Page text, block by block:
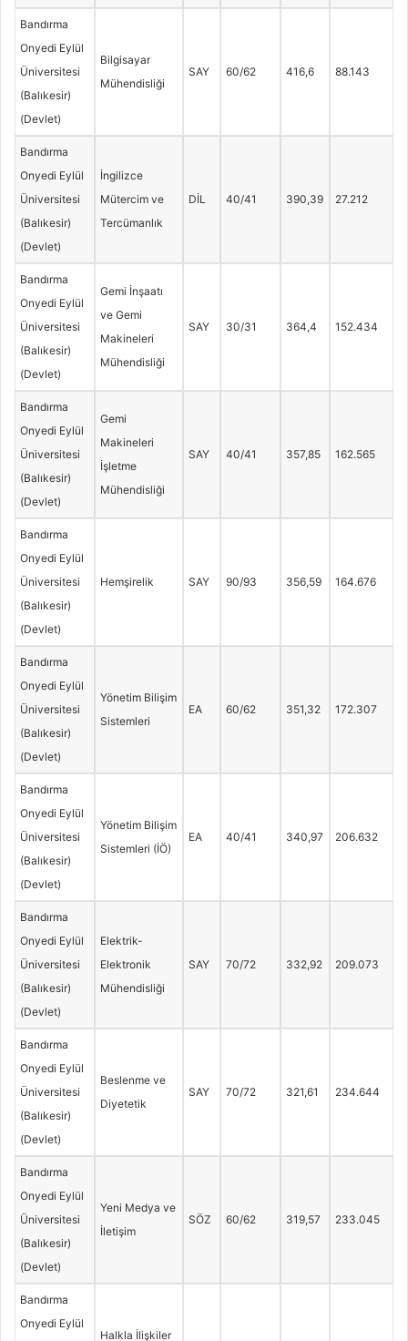
Bandırma
Onyedi Eylül
Üniversitesi
(Balıkesir)
(Devlet)
Bilgisayar
Mühendisliği
SAY 60/62 416,6 88.143
Bandırma
Onyedi Eylül
Üniversitesi
(Balıkesir)
(Devlet)
İngilizce
Mütercim ve
Tercümanlık
DİL 40/41 390,39 27.212
Bandırma
Onyedi Eylül
Üniversitesi
(Balıkesir)
(Devlet)
Gemi İnşaatı
ve Gemi
Makineleri
Mühendisliği
SAY 30/31 364,4 152.434
Bandırma
Onyedi Eylül
Üniversitesi
(Balıkesir)
(Devlet)
Gemi
Makineleri
İşletme
Mühendisliği
SAY 40/41 357,85 162.565
Bandırma
Onyedi Eylül
Üniversitesi
(Balıkesir)
(Devlet)
Hemşirelik SAY 90/93 356,59 164.676
Bandırma
Onyedi Eylül
Üniversitesi
(Balıkesir)
(Devlet)
Yönetim Bilişim
Sistemleri
EA 60/62 351,32 172.307
Bandırma
Onyedi Eylül
Üniversitesi
(Balıkesir)
(Devlet)
Yönetim Bilişim
Sistemleri (İÖ)
EA 40/41 340,97 206.632
Bandırma
Onyedi Eylül
Üniversitesi
(Balıkesir)
(Devlet)
Elektrik-
Elektronik
Mühendisliği
SAY 70/72 332,92 209.073
Bandırma
Onyedi Eylül
Üniversitesi
(Balıkesir)
(Devlet)
Beslenme ve
Diyetetik
SAY 70/72 321,61 234.644
Bandırma
Onyedi Eylül
Üniversitesi
(Balıkesir)
(Devlet)
Yeni Medya ve
İletişim
SÖZ 60/62 319,57 233.045
Bandırma
Onyedi Eylül
Halkla İlişkiler